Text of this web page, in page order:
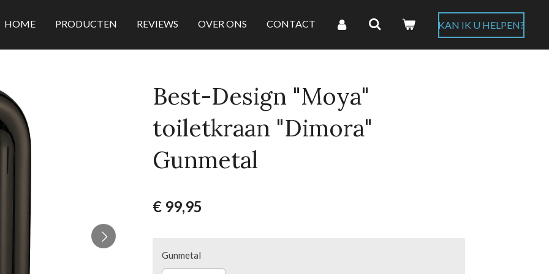
HOME PRODUCTEN REVIEWS OVER ONS CONTACT KAN IK U HELPEN?
Best-Design "Moya"
toiletkraan "Dimora"
Gunmetal
€ 99,95
Gunmetal